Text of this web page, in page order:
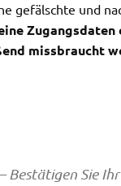
gefälschte und
missbraucht
Sie